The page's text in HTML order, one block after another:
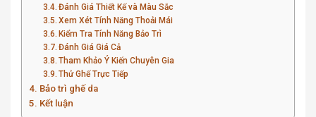
Đánh Giá Thiết Kế và Màu Sắc
Xem Xét Tính Năng Thoải Mái
Kiểm Tra Tính Năng Bảo Trì
Đánh Giá Giá Cả
Tham Khảo Ý Kiến Chuyên Gia
Thử Ghế Trực Tiếp
Bảo trì ghế da
Kết luận